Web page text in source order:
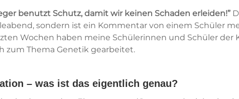
benutzt Schutz, damit wir keinen Schaden erleiden!”
sondern ist ein Kommentar von einem Schüler
Wochen haben meine Schülerinnen und Schüler der
zum Thema Genetik gearbeitet.
– was ist das eigentlich genau?